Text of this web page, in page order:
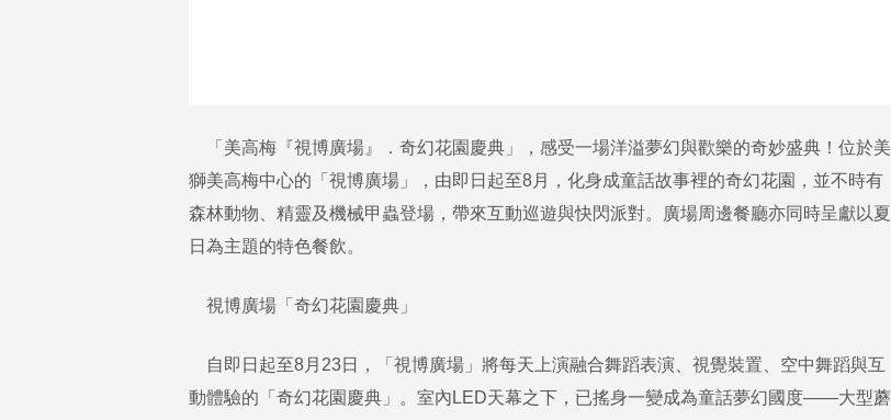
「美高梅『視博廣場』．奇幻花園慶典」，感受一場洋溢夢幻與歡樂的奇妙盛典！位於美
獅美高梅中心的「視博廣場」，由即日起至8月，化身成童話故事裡的奇幻花園，並不時有
森林動物、精靈及機械甲蟲登場，帶來互動巡遊與快閃派對。廣場周邊餐廳亦同時呈獻以夏
日為主題的特色餐飲。
視博廣場「奇幻花園慶典」
自即日起至8月23日，「視博廣場」將每天上演融合舞蹈表演、視覺裝置、空中舞蹈與互
動體驗的「奇幻花園慶典」。室內LED天幕之下，已搖身一變成為童話夢幻國度——大型蘑